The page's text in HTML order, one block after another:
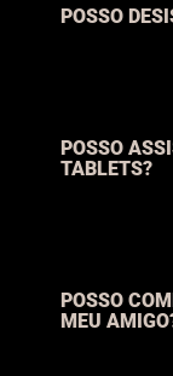
POSSO
POSSO
TABLETS?
POSSO
MEU